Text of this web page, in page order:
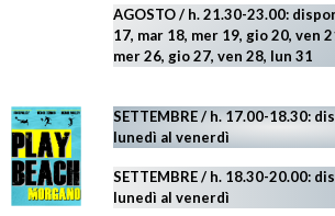
AGOSTO/ h. 21.30-23.00:
17, mar 18, mer 19, gio 20, ven
mer 26, gio 27, ven 28, lun 31
SETTEMBRE / h. 17.00-18.30:
lunedì al venerdì
SETTEMBRE / h. 18.30-20.00:
lunedì al venerdì